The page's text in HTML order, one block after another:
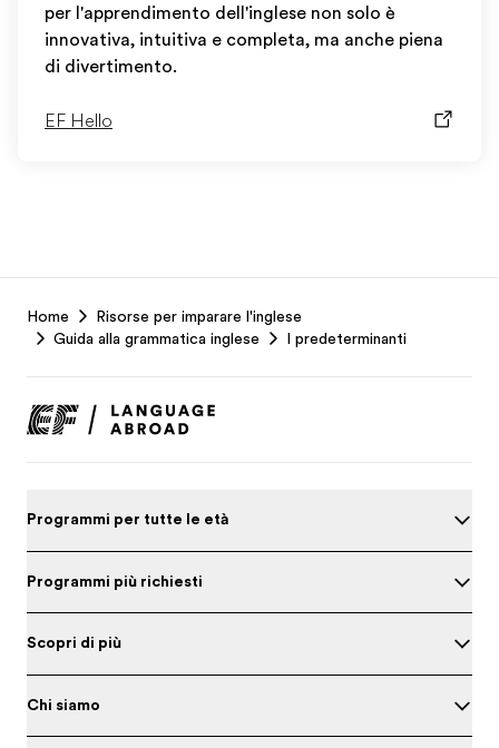
per l'apprendimento dell'inglese non solo è
innovativa, intuitiva e completa, ma anche piena
di divertimento.
EF Hello
Footer
Home
Risorse per imparare l'inglese
Guida alla grammatica inglese
I predeterminanti
Programmi per tutte le età
Programmi più richiesti
Scopri di più
Chi siamo